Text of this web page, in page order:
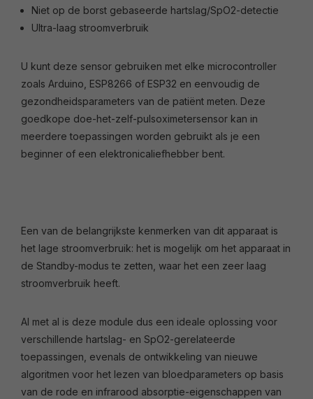
Niet op de borst gebaseerde hartslag/SpO2-detectie
Ultra-laag stroomverbruik
U kunt deze sensor gebruiken met elke microcontroller
zoals Arduino, ESP8266 of ESP32 en eenvoudig de
gezondheidsparameters van de patiënt meten. Deze
goedkope doe-het-zelf-pulsoximetersensor kan in
meerdere toepassingen worden gebruikt als je een
beginner of een elektronicaliefhebber bent.
Een van de belangrijkste kenmerken van dit apparaat is
het lage stroomverbruik: het is mogelijk om het apparaat in
de Standby-modus te zetten, waar het een zeer laag
stroomverbruik heeft.
Al met al is deze module dus een ideale oplossing voor
verschillende hartslag- en SpO2-gerelateerde
toepassingen, evenals de ontwikkeling van nieuwe
algoritmen voor het lezen van bloedparameters op basis
van de rode en infrarood absorptie-eigenschappen van